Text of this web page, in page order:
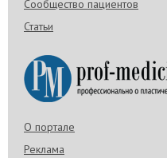
Сообщество пациентов
Статьи
О портале
Реклама